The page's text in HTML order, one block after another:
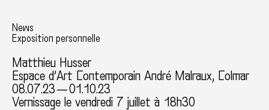
News
Exposition personnelle
Matthieu Husser
Espace d’Art Contemporain André Malraux, Colmar
08.07.23 — 01.10.23
Vernissage le vendredi 7 juillet à 18h30